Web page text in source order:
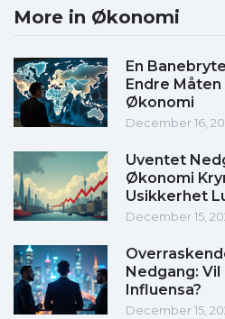
More in Økonomi
En
Endre
Økonomi
December 16,
Uventet
Økonomi
Usikkerhet
December 15,
Nedgang:
Influensa?
December 15,